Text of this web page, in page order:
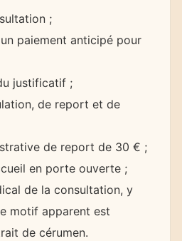
;
paiement anticipé pour
justificatif ;
de report et de
de report de 30 € ;
en porte ouverte ;
de la consultation, y
motif apparent est
de cérumen.